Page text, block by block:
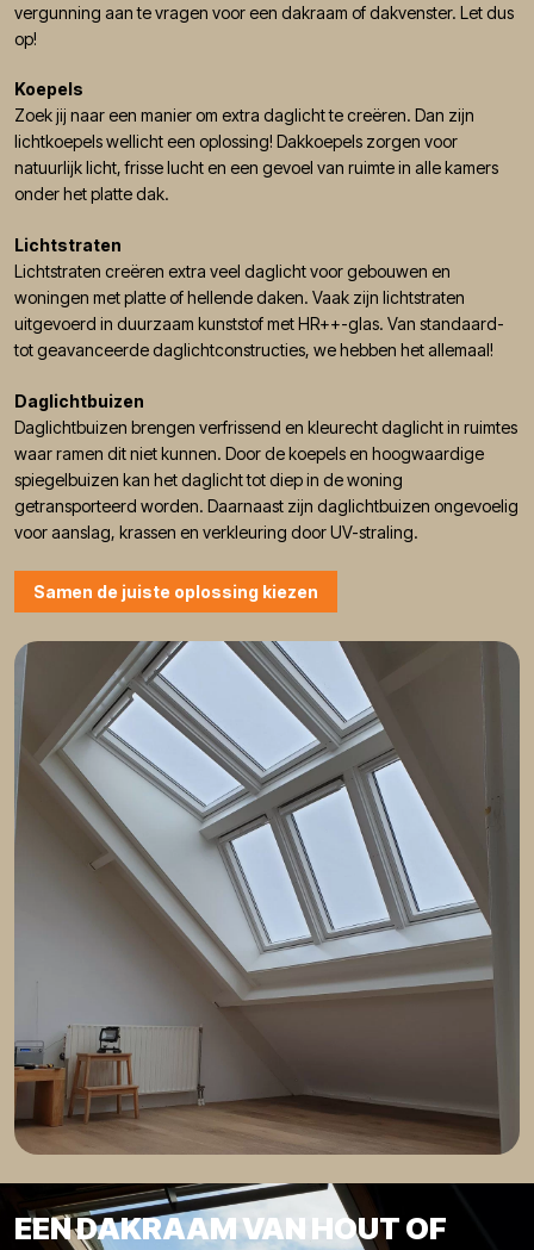
vergunning aan te vragen voor een dakraam of dakvenster. Let dus
op!
Koepels
Zoek jij naar een manier om extra daglicht te creëren. Dan zijn
lichtkoepels wellicht een oplossing! Dakkoepels zorgen voor
natuurlijk licht, frisse lucht en een gevoel van ruimte in alle kamers
onder het platte dak.
Lichtstraten
Lichtstraten creëren extra veel daglicht voor gebouwen en
woningen met platte of hellende daken. Vaak zijn lichtstraten
uitgevoerd in duurzaam kunststof met HR++-glas. Van standaard-
tot geavanceerde daglichtconstructies, we hebben het allemaal!
Daglichtbuizen
Daglichtbuizen brengen verfrissend en kleurecht daglicht in ruimtes
waar ramen dit niet kunnen. Door de koepels en hoogwaardige
spiegelbuizen kan het daglicht tot diep in de woning
getransporteerd worden. Daarnaast zijn daglichtbuizen ongevoelig
voor aanslag, krassen en verkleuring door UV-straling.
Samen de juiste oplossing kiezen
EEN DAKRAAM VAN HOUT OF